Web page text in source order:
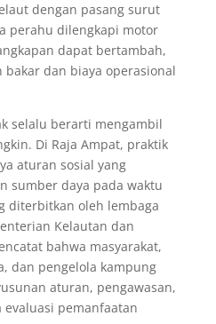
dengan pasang surut
perahu dilengkapi motor
dapat bertambah,
dan biaya operasional
selalu berarti mengambil
Di Raja Ampat, praktik
aturan sosial yang
sumber daya pada waktu
diterbitkan oleh lembaga
Kelautan dan
bahwa masyarakat,
dan pengelola kampung
aturan, pengawasan,
pemanfaatan